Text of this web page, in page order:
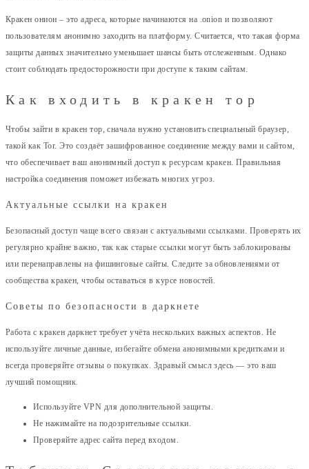
Кракен онион – это адреса, которые начинаются на .onion и позволяют
пользователям анонимно заходить на платформу. Считается, что такая форма
защиты данных значительно уменьшает шансы быть отслеженным. Однако
стоит соблюдать предосторожности при доступе к таким сайтам.
Как входить в кракен тор
Чтобы зайти в кракен тор, сначала нужно установить специальный браузер,
такой как Tor. Это создаёт зашифрованное соединение между вами и сайтом,
что обеспечивает ваш анонимный доступ к ресурсам кракен. Правильная
настройка соединения поможет избежать многих угроз.
Актуальные ссылки на кракен
Безопасный доступ чаще всего связан с актуальными ссылками. Проверять их
регулярно крайне важно, так как старые ссылки могут быть заблокированы
или перенаправлены на фишинговые сайты. Следите за обновлениями от
сообщества кракен, чтобы оставаться в курсе новостей.
Советы по безопасности в даркнете
Работа с кракен даркнет требует учёта нескольких важных аспектов. Не
используйте личные данные, избегайте обмена анонимными кредитками и
всегда проверяйте отзывы о покупках. Здравый смысл здесь — это ваш
лучший помощник.
Используйте VPN для дополнительной защиты.
Не нажимайте на подозрительные ссылки.
Проверяйте адрес сайта перед входом.